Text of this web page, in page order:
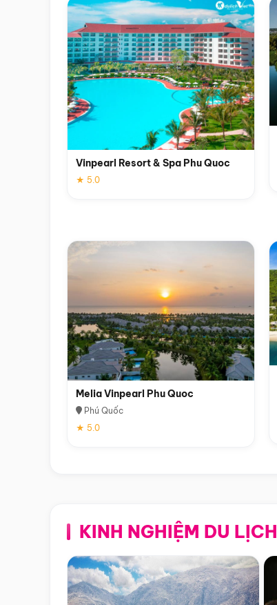
Vinpearl Resort & Spa Phu Quoc
★ 5.0
Melia Vinpearl Phu Quoc
Phú Quốc
★ 5.0
KINH NGHIỆM DU LỊCH